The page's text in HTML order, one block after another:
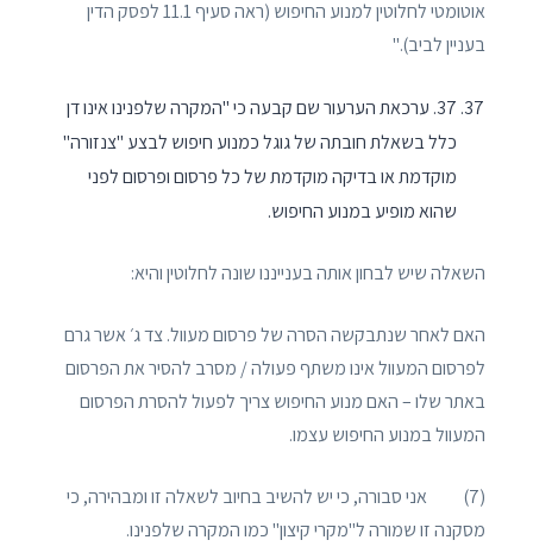
אוטומטי לחלוטין למנוע החיפוש (ראה סעיף 11.1 לפסק הדין
בעניין לביב)."
37. ערכאת הערעור שם קבעה כי "המקרה שלפנינו אינו דן
כלל בשאלת חובתה של גוגל כמנוע חיפוש לבצע "צנזורה"
מוקדמת או בדיקה מוקדמת של כל פרסום ופרסום לפני
שהוא מופיע במנוע החיפוש.
השאלה שיש לבחון אותה בענייננו שונה לחלוטין והיא:
האם לאחר שנתבקשה הסרה של פרסום מעוול. צד ג׳ אשר גרם
לפרסום המעוול אינו משתף פעולה / מסרב להסיר את הפרסום
באתר שלו – האם מנוע החיפוש צריך לפעול להסרת הפרסום
המעוול במנוע החיפוש עצמו.
(7) אני סבורה, כי יש להשיב בחיוב לשאלה זו ומבהירה, כי
מסקנה זו שמורה ל"מקרי קיצון" כמו המקרה שלפנינו.